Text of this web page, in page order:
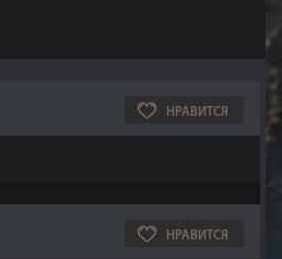
НРАВИТСЯ
НРАВИТСЯ